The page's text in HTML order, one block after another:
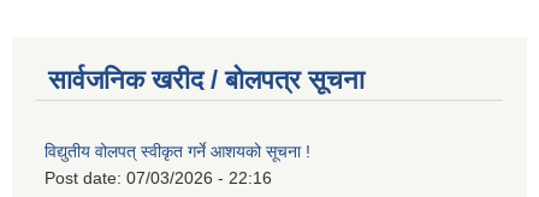
सार्वजनिक खरीद / बोलपत्र सूचना
विद्युतीय वोलपत् स्वीकृत गर्ने आशयको सूचना !
Post date: 07/03/2026 - 22:16